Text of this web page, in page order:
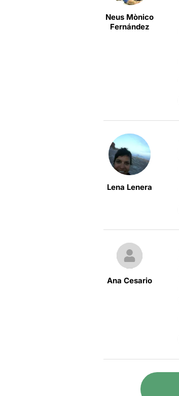
Neus Mònico
Fernández
Lena Lenera
Ana Cesario